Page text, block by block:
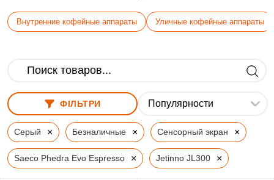
Внутренние кофейные аппараты Уличные кофейные аппараты
ФІЛЬТРИ
Серый × Безналичные × Сенсорный экран ×
Saeco Phedra Evo Espresso × Jetinno JL300 ×